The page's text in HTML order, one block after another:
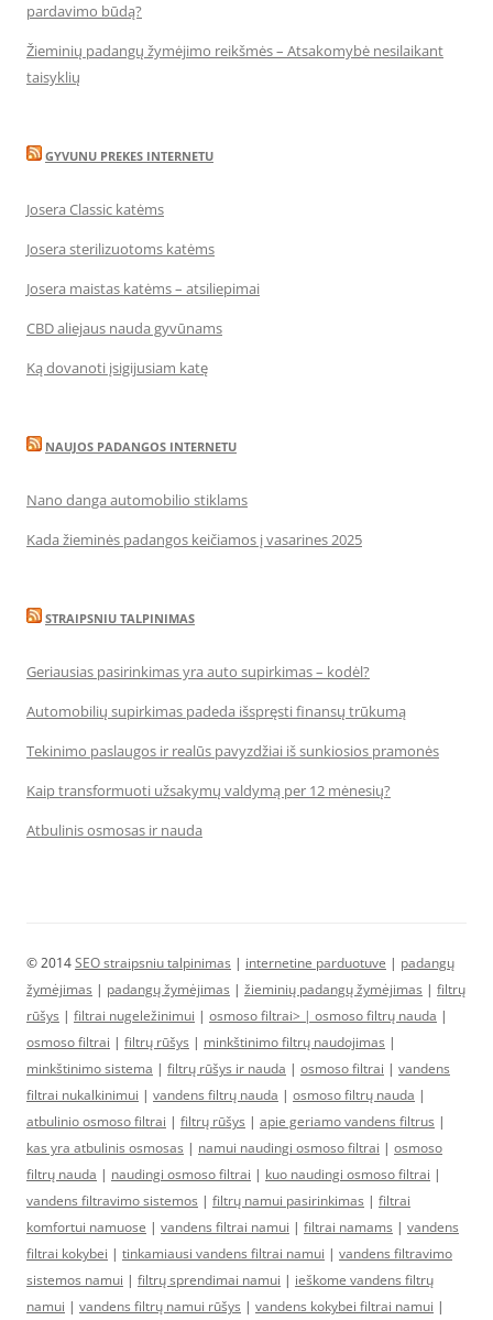
pardavimo būdą?
Žieminių padangų žymėjimo reikšmės – Atsakomybė nesilaikant
taisyklių
GYVUNU PREKES INTERNETU
Josera Classic katėms
Josera sterilizuotoms katėms
Josera maistas katėms – atsiliepimai
CBD aliejaus nauda gyvūnams
Ką dovanoti įsigijusiam katę
NAUJOS PADANGOS INTERNETU
Nano danga automobilio stiklams
Kada žieminės padangos keičiamos į vasarines 2025
STRAIPSNIU TALPINIMAS
Geriausias pasirinkimas yra auto supirkimas – kodėl?
Automobilių supirkimas padeda išspręsti finansų trūkumą
Tekinimo paslaugos ir realūs pavyzdžiai iš sunkiosios pramonės
Kaip transformuoti užsakymų valdymą per 12 mėnesių?
Atbulinis osmosas ir nauda
© 2014SEO straipsniu talpinimas | internetine parduotuve | padangų
žymėjimas | padangų žymėjimas | žieminių padangų žymėjimas | filtrų
rūšys | filtrai nugeležinimui | osmoso filtrai> | osmoso filtrų nauda |
osmoso filtrai | filtrų rūšys | minkštinimo filtrų naudojimas |
minkštinimo sistema | filtrų rūšys ir nauda | osmoso filtrai | vandens
filtrai nukalkinimui | vandens filtrų nauda | osmoso filtrų nauda |
atbulinio osmoso filtrai | filtrų rūšys | apie geriamo vandens filtrus |
kas yra atbulinis osmosas | namui naudingi osmoso filtrai | osmoso
filtrų nauda | naudingi osmoso filtrai | kuo naudingi osmoso filtrai |
vandens filtravimo sistemos | filtrų namui pasirinkimas | filtrai
komfortui namuose | vandens filtrai namui | filtrai namams | vandens
filtrai kokybei | tinkamiausi vandens filtrai namui | vandens filtravimo
sistemos namui | filtrų sprendimai namui | ieškome vandens filtrų
namui | vandens filtrų namui rūšys | vandens kokybei filtrai namui |